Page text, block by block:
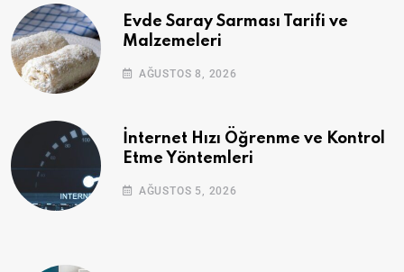
Evde Saray Sarması Tarifi ve
Malzemeleri
AĞUSTOS 8, 2026
İnternet Hızı Öğrenme ve Kontrol
Etme Yöntemleri
AĞUSTOS 5, 2026